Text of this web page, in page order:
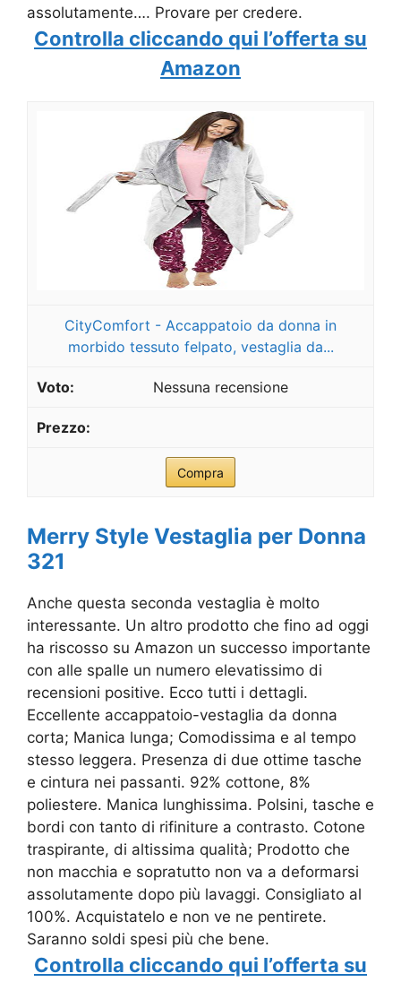
assolutamente…. Provare per credere.
Controlla cliccando qui l’offerta su
Amazon
CityComfort - Accappatoio da donna in
morbido tessuto felpato, vestaglia da...
Nessuna recensione
Compra
Merry Style Vestaglia per Donna
321
Anche questa seconda vestaglia è molto
interessante. Un altro prodotto che fino ad oggi
ha riscosso su Amazon un successo importante
con alle spalle un numero elevatissimo di
recensioni positive. Ecco tutti i dettagli.
Eccellente accappatoio-vestaglia da donna
corta; Manica lunga; Comodissima e al tempo
stesso leggera. Presenza di due ottime tasche
e cintura nei passanti. 92% cottone, 8%
poliestere. Manica lunghissima. Polsini, tasche e
bordi con tanto di rifiniture a contrasto. Cotone
traspirante, di altissima qualità; Prodotto che
non macchia e sopratutto non va a deformarsi
assolutamente dopo più lavaggi. Consigliato al
100%. Acquistatelo e non ve ne pentirete.
Saranno soldi spesi più che bene.
Controlla cliccando qui l’offerta su